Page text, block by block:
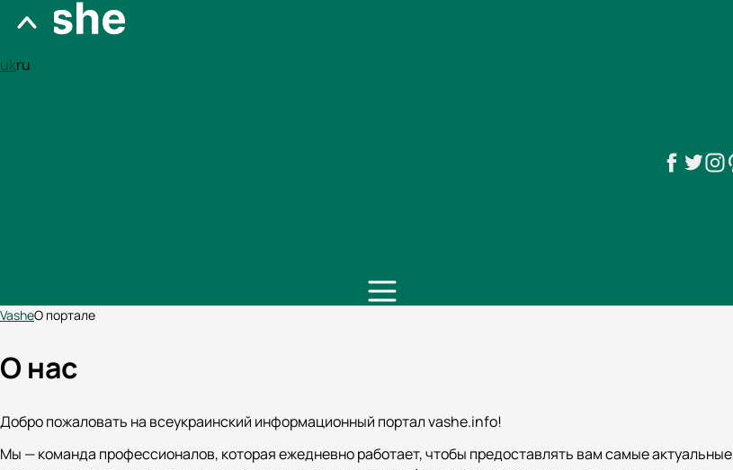
ukru
VasheО портале
О нас
Добро пожаловать на всеукраинский информационный портал vashe.info!
Мы — команда профессионалов, которая ежедневно работает, чтобы предоставлять вам самые актуальные